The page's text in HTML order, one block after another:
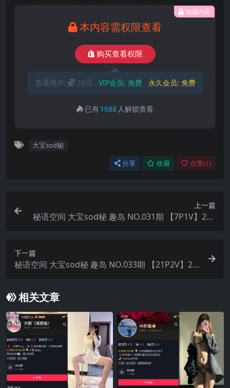
隐藏内容
本内容需权限查看
购买查看权限
普通用户: 28元 VIP会员: 免费 永久会员: 免费
已有1688 人解锁查看
大宝sod秘
分享 收藏 点赞(1 )
上一篇
秘语空间 大宝sod秘 趣岛 NO.031期 【7P1V】202
下一篇
秘语空间 大宝sod秘 趣岛 NO.033期 【21P2V】20
相关文章